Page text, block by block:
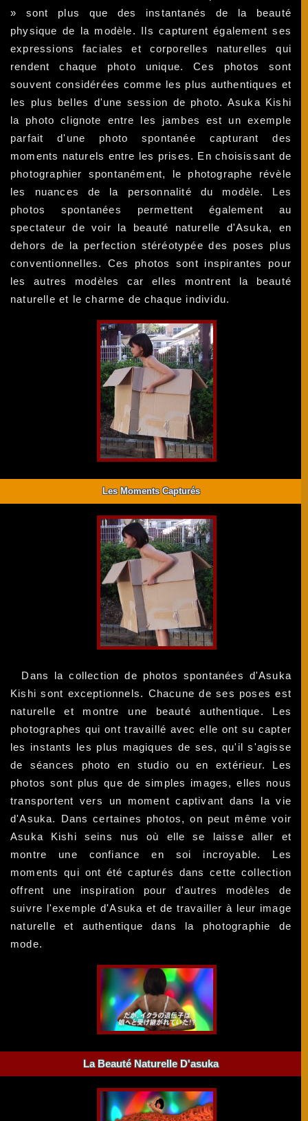
» sont plus que des instantanés de la beauté
physique de la modèle. Ils capturent également ses
expressions faciales et corporelles naturelles qui
rendent chaque photo unique. Ces photos sont
souvent considérées comme les plus authentiques et
les plus belles d'une session de photo. Asuka Kishi
la photo clignote entre les jambes est un exemple
parfait d'une photo spontanée capturant des
moments naturels entre les prises. En choisissant de
photographier spontanément, le photographe révèle
les nuances de la personnalité du modèle. Les
photos spontanées permettent également au
spectateur de voir la beauté naturelle d'Asuka, en
dehors de la perfection stéréotypée des poses plus
conventionnelles. Ces photos sont inspirantes pour
les autres modèles car elles montrent la beauté
naturelle et le charme de chaque individu.
Les Moments Capturés
Dans la collection de photos spontanées d'Asuka
Kishi sont exceptionnels. Chacune de ses poses est
naturelle et montre une beauté authentique. Les
photographes qui ont travaillé avec elle ont su capter
les instants les plus magiques de ses, qu'il s'agisse
de séances photo en studio ou en extérieur. Les
photos sont plus que de simples images, elles nous
transportent vers un moment captivant dans la vie
d'Asuka. Dans certaines photos, on peut même voir
Asuka Kishi seins nus où elle se laisse aller et
montre une confiance en soi incroyable. Les
moments qui ont été capturés dans cette collection
offrent une inspiration pour d'autres modèles de
suivre l'exemple d'Asuka et de travailler à leur image
naturelle et authentique dans la photographie de
mode.
La Beauté Naturelle D'asuka